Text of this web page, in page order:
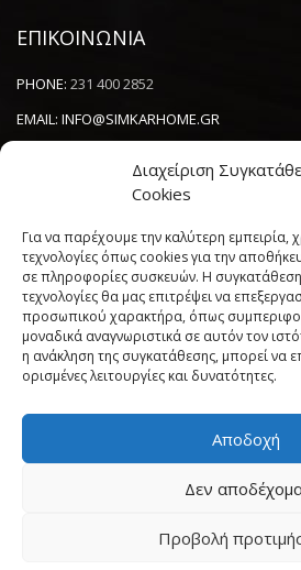
Διαχείριση
Cookies
Για να παρέχουμε την καλύτερη εμπειρία,
τεχνολογίες όπως cookies για την
σε πληροφορίες συσκευών. Η συγκατάθεση
τεχνολογίες θα μας επιτρέψει να
προσωπικού χαρακτήρα, όπως
μοναδικά αναγνωριστικά σε αυτόν τον
η ανάκληση της συγκατάθεσης, μπορεί να
ορισμένες λειτουργίες και δυνατότητες.
Αποδοχή
Δεν
Προβολή
ΕΠΙΚΟΙΝΩΝΙΑ
PHONE: 231 400 2852
EMAIL: INFO@SIMKARHOME.GR
NEWSLETTER
----------------------
Πολιτική Cookies (ΕΕ)
Όροι
Δήλωση Απορρήτου
© 2017 All rights